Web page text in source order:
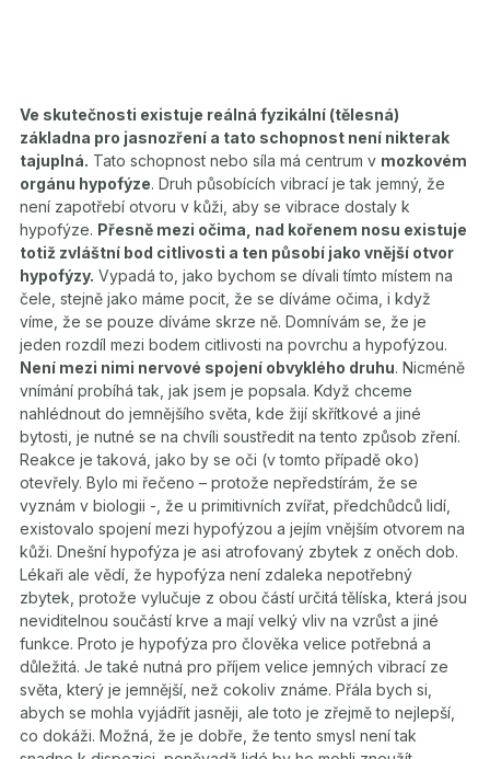
Ve skutečnosti existuje reálná fyzikální (tělesná)
základna pro jasnozření a tato schopnost není nikterak
tajuplná. Tato schopnost nebo síla má centrum v mozkovém
orgánu hypofýze. Druh působících vibrací je tak jemný, že
není zapotřebí otvoru v kůži, aby se vibrace dostaly k
hypofýze. Přesně mezi očima, nad kořenem nosu existuje
totiž zvláštní bod citlivosti a ten působí jako vnější otvor
hypofýzy. Vypadá to, jako bychom se dívali tímto místem na
čele, stejně jako máme pocit, že se díváme očima, i když
víme, že se pouze díváme skrze ně. Domnívám se, že je
jeden rozdíl mezi bodem citlivosti na povrchu a hypofýzou.
Není mezi nimi nervové spojení obvyklého druhu. Nicméně
vnímání probíhá tak, jak jsem je popsala. Když chceme
nahlédnout do jemnějšího světa, kde žijí skřítkové a jiné
bytosti, je nutné se na chvíli soustředit na tento způsob zření.
Reakce je taková, jako by se oči (v tomto případě oko)
otevřely. Bylo mi řečeno – protože nepředstírám, že se
vyznám v biologii -, že u primitivních zvířat, předchůdců lidí,
existovalo spojení mezi hypofýzou a jejím vnějším otvorem na
kůži. Dnešní hypofýza je asi atrofovaný zbytek z oněch dob.
Lékaři ale vědí, že hypofýza není zdaleka nepotřebný
zbytek, protože vylučuje z obou částí určitá tělíska, která jsou
neviditelnou součástí krve a mají velký vliv na vzrůst a jiné
funkce. Proto je hypofýza pro člověka velice potřebná a
důležitá. Je také nutná pro příjem velice jemných vibrací ze
světa, který je jemnější, než cokoliv známe. Přála bych si,
abych se mohla vyjádřit jasněji, ale toto je zřejmě to nejlepší,
co dokáži. Možná, že je dobře, že tento smysl není tak